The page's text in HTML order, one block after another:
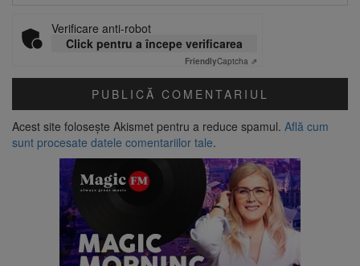
Verificare anti-robot
Click pentru a începe verificarea
FriendlyCaptcha ⇗
Acest site folosește Akismet pentru a reduce spamul. Află cum
sunt procesate datele comentariilor tale.